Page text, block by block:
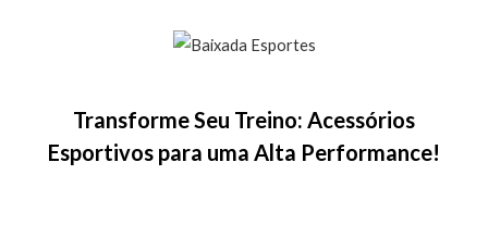
Transforme Seu Treino: Acessórios
Esportivos para uma Alta Performance!